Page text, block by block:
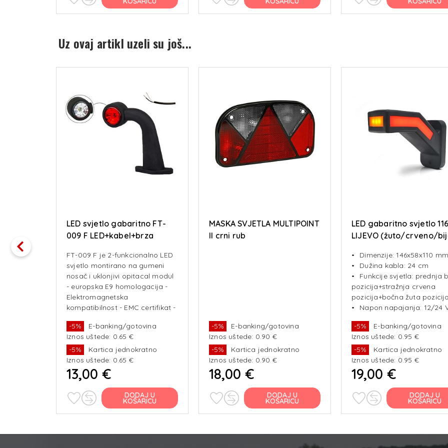
Uz ovaj artikl uzeli su još...
LED svjetlo gabaritno FT-
009 F LED+kabel+brza
FT-009 F je 2-funkcionalno LED
svjetlo montirano na gumeni
nosač i uklonjivi opitacal modul
- europska E9 homologacija -
Elektromagnetska
kompatibilnost - EMC certifikat -
integrirani kabel 2x0,75 mm - 2
Funkci
-5%
E-banking/gotovina
Iznos uštede: 0.65 €
-5%
Kartica jednokratno
Iznos uštede: 0.65 €
13,00 €
DODAJ U
KOŠARICU
MASKA SVJETLA MULTIPOINT
II crni rub
-5%
E-banking/gotovina
Iznos uštede: 0.90 €
-5%
Kartica jednokratno
Iznos uštede: 0.90 €
18,00 €
DODAJ U
KOŠARICU
LED gabaritno svjetlo
LIJEVO (žuto/crveno/
Dimenzije: 146x58x110 mm
Dužina kabla: 24 cm
Funkcije svjetla: prednja
pozicija+stražnja crvena
pozicija+bočna žuta pozicija
Napon napajanja: 12/24
-5%
E-banking/gotovina
Iznos uštede: 0.95 €
-5%
Kartica jednokratno
Iznos uštede: 0.95 €
19,00 €
DODAJ U
KOŠARICU